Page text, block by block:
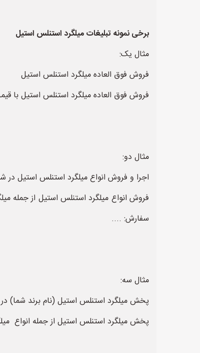
برخی نمونه تبلیغات میلگرد استنلس استیل
مثال یک:
فروش فوق العاده میلگرد استنلس استیل
فروش فوق العاده میلگرد استنلس استیل با
مثال دو:
اجرا و فروش انواع میلگرد استنلس استیل در
فروش انواع میلگرد استنلس استیل از جمله
سفارش: ....
مثال سه:
پخش میلگرد استنلس استیل (نام برند شما)
پخش میلگرد استنلس استیل از جمله انواع